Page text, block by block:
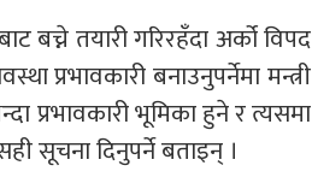
तयारी गरिरहँदा अर्को विपद
प्रभावकारी बनाउनुपर्नेमा मन्त्री
प्रभावकारी भूमिका हुने र त्यसमा
सूचना दिनुपर्ने बताइन् ।